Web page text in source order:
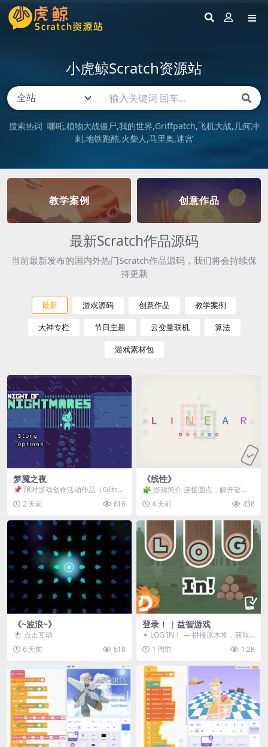
小虎鲸Scratch资源站
搜索热词 哪吒 植物大战僵尸 我的世界 Griffpatch 飞机大战 几何冲
刺 地铁跑酷 火柴人 马里奥 迷宫
教学案例 创意作品
最新Scratch作品源码
当前最新发布的国内外热门Scratch作品源码，我们将会持续保
持更新
最新 游戏源码 创意作品 教学案例
大神专栏 节日主题 云变量联机 算法
游戏素材包
梦魇之夜
📌 限时游戏创作活动作品（Glitch
Game Jam） 📖 故事背景 怪物四...
2 天前 616
《线性》
🧩 游戏简介 连接圆点，解开谜
题。 ⚠️ 重要提示 所有关卡均可通
关，请确保使用...
4 天前 436
《~波浪~》
🖱️ 点击互动
6 天前
618
登录！ | 益智游戏
✦ LOG IN！ — 拼接原木堆，获取
分数！ ᑕ☲◎ ᑕ☲◎ ᑕ☲◎ ᑕ☲◎ ...
1 周前 1.2K